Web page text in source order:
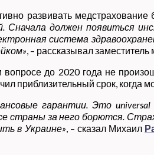
развивать медстрахование
Сначала должен появиться
система
, – рассказывал
вопросе до 2020 года не
приблизительный срок, когда
гарантии. Это universal
страны за него борются.
в Украине», – сказал Михаил